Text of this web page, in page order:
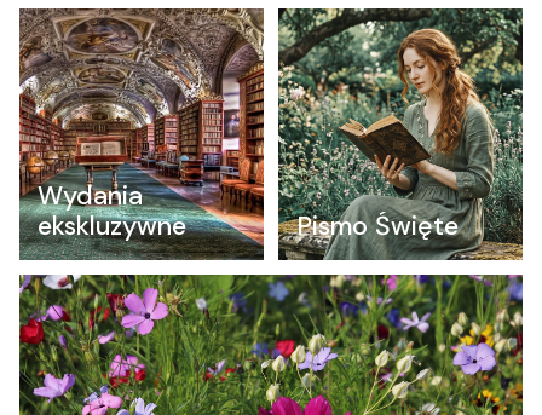
Wydania
ekskluzywne
Pismo Święte